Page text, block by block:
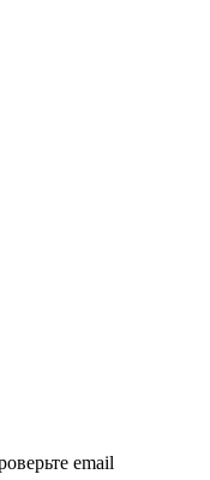
email